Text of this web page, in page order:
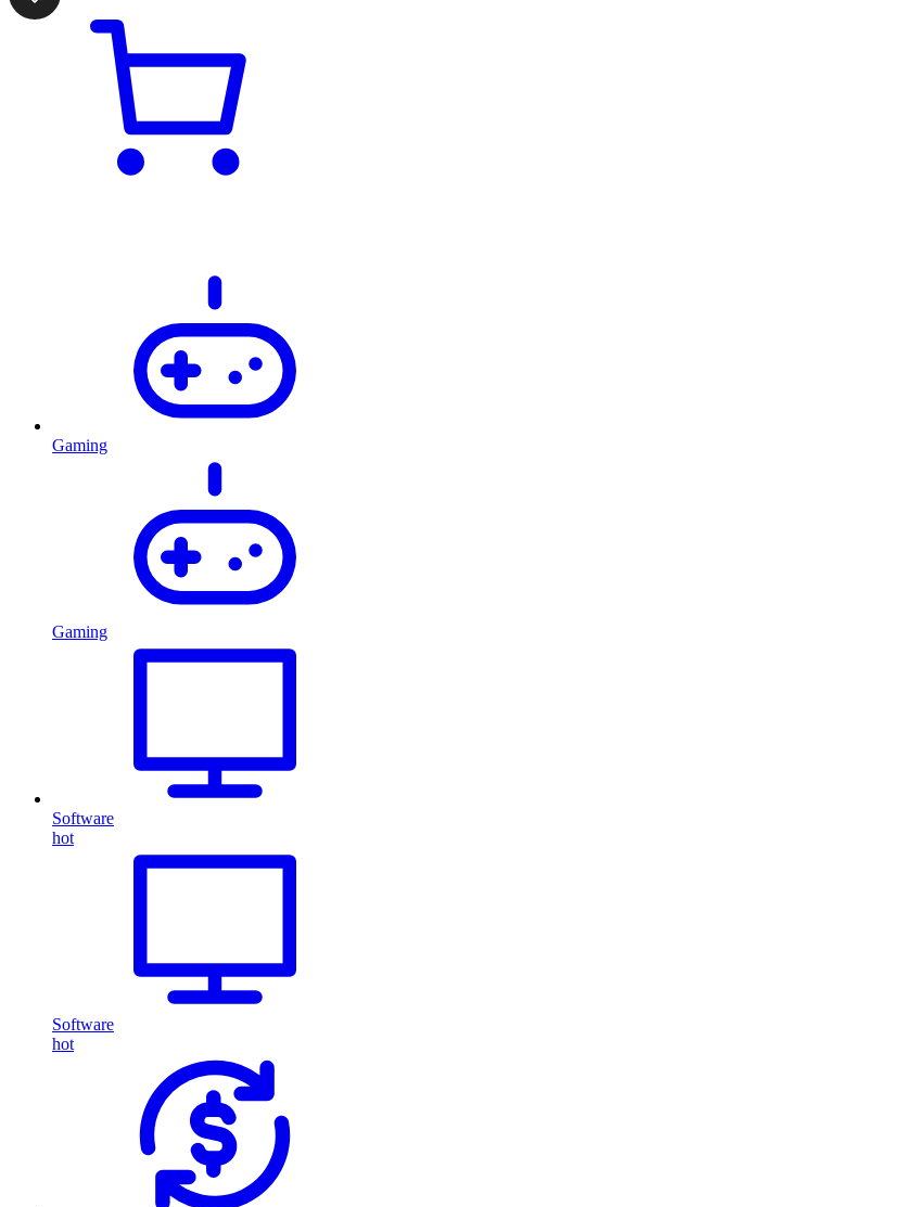
Gaming
Gaming
Software
hot
Software
hot